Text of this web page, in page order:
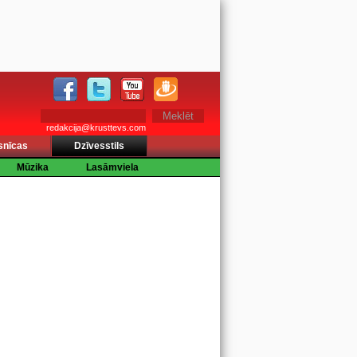
redakcija@krusttevs.com
Dzīvesstils
Mūzika
Lasāmviela